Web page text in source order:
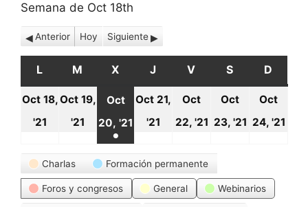
Semana de Oct 18th
Anterior Hoy Siguiente
L LUNES
M MARTES
X MIÉRCOLES
J JUEVES
V VIERNES
S SÁBADO
D
Oct 18,
'21
octubre,
2021
Oct 19,
'21
19
octubre,
2021
Oct
20, '21
20
octubre,
2021
●
(1
event)
Oct 21,
'21
21
2021
Oct
22, '21 22
2021
Oct
23, '21 23
Oct
24, '21
Categorías
Charlas Formación permanente
Foros y congresos General Webinarios